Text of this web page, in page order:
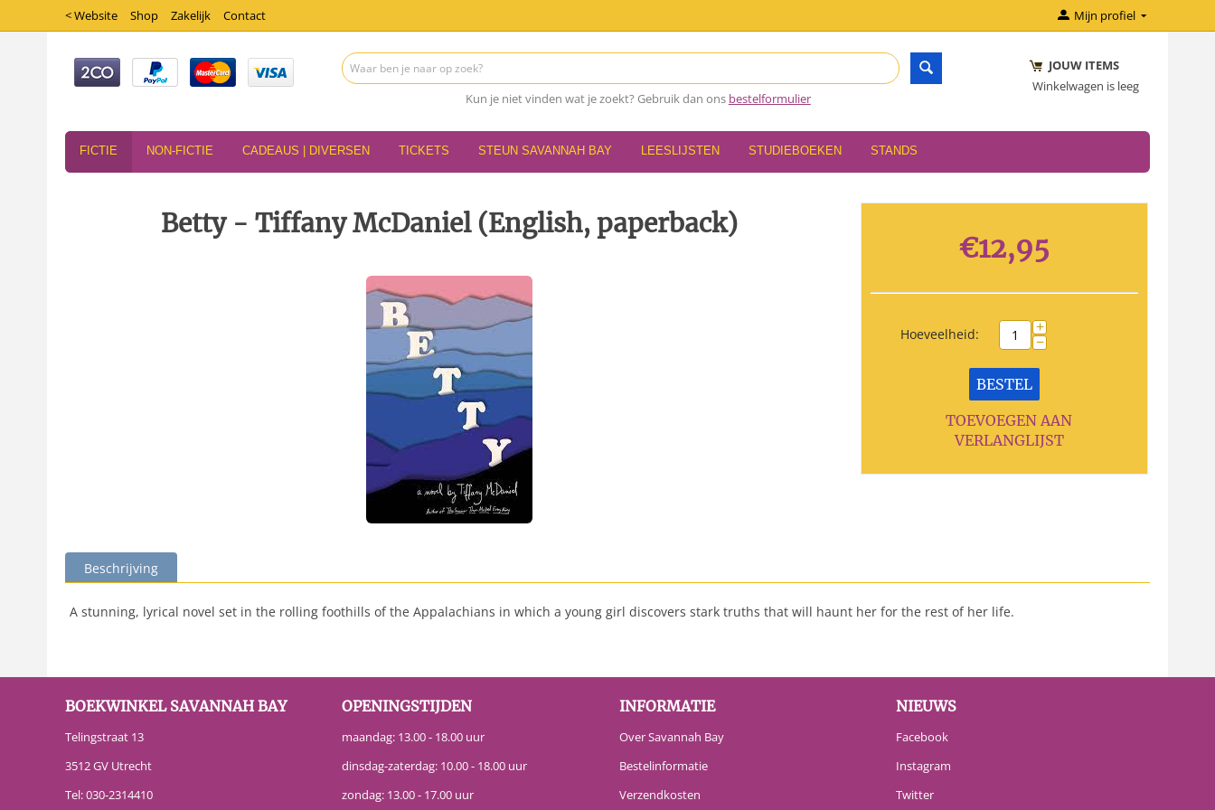
< Website Shop Zakelijk Contact Mijn profiel
Kun je niet vinden wat je zoekt? Gebruik dan ons bestelformulier
JOUW ITEMS
Winkelwagen is leeg
FICTIE NON-FICTIE CADEAUS | DIVERSEN TICKETS STEUN SAVANNAH BAY LEESLIJSTEN STUDIEBOEKEN STANDS
Betty - Tiffany McDaniel (English, paperback)
€12,95
Hoeveelheid: +
−
BESTEL
TOEVOEGEN AAN
VERLANGLIJST
Beschrijving
A stunning, lyrical novel set in the rolling foothills of the Appalachians in which a young girl discovers stark truths that will haunt her for the rest of her life.
BOEKWINKEL SAVANNAH BAY
Telingstraat 13
3512 GV Utrecht
Tel:030-2314410
OPENINGSTIJDEN
maandag: 13.00 - 18.00 uur
dinsdag-zaterdag: 10.00 - 18.00 uur
zondag: 13.00 - 17.00 uur
INFORMATIE
Over Savannah Bay
Bestelinformatie
Verzendkosten
NIEUWS
Facebook
Instagram
Twitter